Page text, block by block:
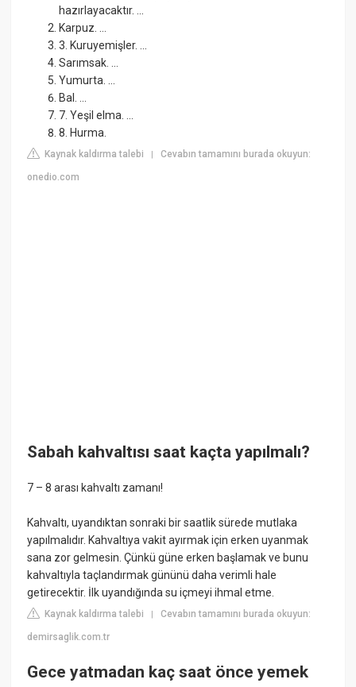
hazırlayacaktır. ...
Karpuz. ...
3. Kuruyemişler. ...
Sarımsak. ...
Yumurta. ...
Bal. ...
7. Yeşil elma. ...
8. Hurma.
Kaynak kaldırma talebi |Cevabın tamamını burada okuyun:
onedio.com
Sabah kahvaltısı saat kaçta yapılmalı?
7 – 8 arası kahvaltı zamanı!
Kahvaltı, uyandıktan sonraki bir saatlik sürede mutlaka
yapılmalıdır. Kahvaltıya vakit ayırmak için erken uyanmak
sana zor gelmesin. Çünkü güne erken başlamak ve bunu
kahvaltıyla taçlandırmak gününü daha verimli hale
getirecektir. İlk uyandığında su içmeyi ihmal etme.
Kaynak kaldırma talebi |Cevabın tamamını burada okuyun:
demirsaglik.com.tr
Gece yatmadan kaç saat önce yemek